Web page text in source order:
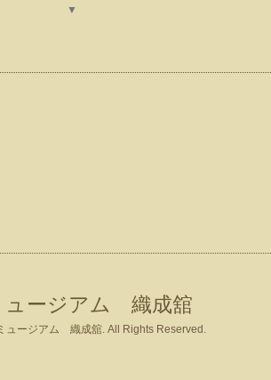
▼
ュージアム 織成舘
ュージアム 織成舘. All Rights Reserved.